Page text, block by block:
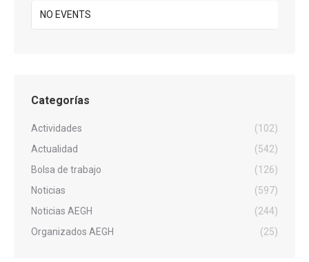
NO EVENTS
Categorías
Actividades
(102)
Actualidad
(542)
Bolsa de trabajo
(126)
Noticias
(597)
Noticias AEGH
(244)
Organizados AEGH
(25)